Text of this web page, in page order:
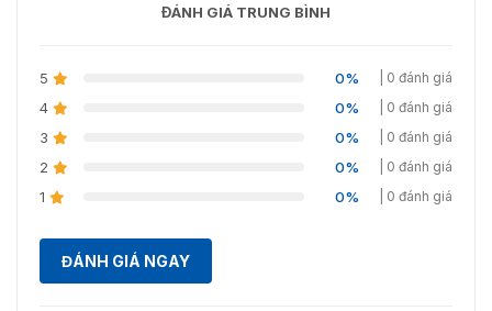
ĐÁNH GIÁ TRUNG BÌNH
5 0% | 0 đánh giá
4 0% | 0 đánh giá
3 0% | 0 đánh giá
2 0% | 0 đánh giá
1 0% | 0 đánh giá
ĐÁNH GIÁ NGAY